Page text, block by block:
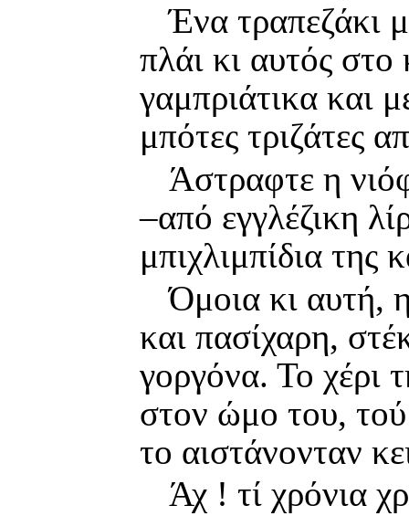
Ένα τραπεζάκι
πλάι κι αυτός
γαμπριάτικα και
μπότες τριζάτες
Άστραφτε η
–από εγγλέζικη
μπιχλιμπίδια της
Όμοια κι αυτή,
και πασίχαρη,
γοργόνα. Το χέρι
στον ώμο του,
το αιστάνονταν
Άχ ! τί χρόνια